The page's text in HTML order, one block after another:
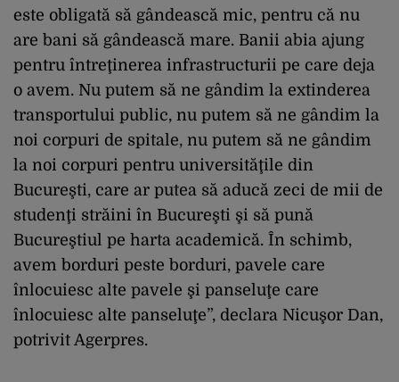
este obligată să gândească mic, pentru că nu
are bani să gândească mare. Banii abia ajung
pentru întreţinerea infrastructurii pe care deja
o avem. Nu putem să ne gândim la extinderea
transportului public, nu putem să ne gândim la
noi corpuri de spitale, nu putem să ne gândim
la noi corpuri pentru universităţile din
Bucureşti, care ar putea să aducă zeci de mii de
studenţi străini în Bucureşti şi să pună
Bucureştiul pe harta academică. În schimb,
avem borduri peste borduri, pavele care
înlocuiesc alte pavele şi panseluţe care
înlocuiesc alte panseluţe”, declara Nicuşor Dan,
potrivit Agerpres.